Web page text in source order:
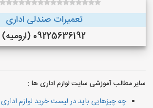
تعمیرات صندلی اداری
09225636192 (ارومیه)
سایر مطالب آموزشی سایت لوازم اداری ها :
چه چیزهایی باید در لیست خرید لوازم اداری